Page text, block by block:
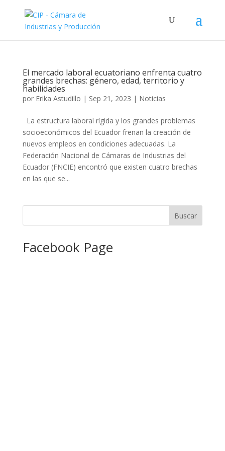
El mercado laboral ecuatoriano enfrenta cuatro
grandes brechas: género, edad, territorio y
habilidades
por Erika Astudillo | Sep 21, 2023 | Noticias
La estructura laboral rígida y los grandes problemas
socioeconómicos del Ecuador frenan la creación de
nuevos empleos en condiciones adecuadas. La
Federación Nacional de Cámaras de Industrias del
Ecuador (FNCIE) encontró que existen cuatro brechas
en las que se...
Facebook Page